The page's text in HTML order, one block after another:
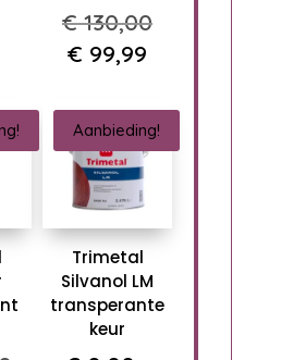
€130,00
€ 130,00.
€ 99,99
is:
€ 99,99.
Aanbieding!
Trimetal
Silvanol LM
transperante
keur